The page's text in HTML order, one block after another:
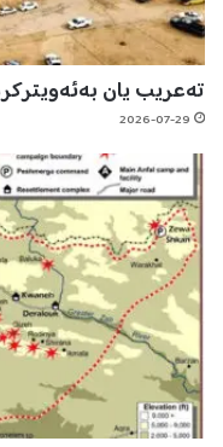
تەعریب یان
2026-07-29